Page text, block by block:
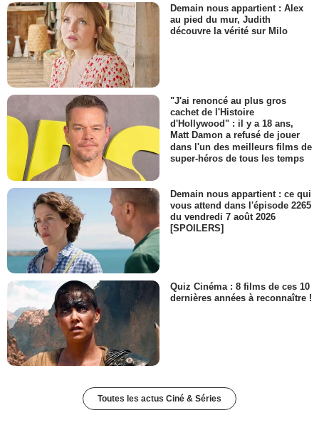
Demain nous appartient : Alex
au pied du mur, Judith
découvre la vérité sur Milo
"J'ai renoncé au plus gros
cachet de l'Histoire
d'Hollywood" : il y a 18 ans,
Matt Damon a refusé de jouer
dans l'un des meilleurs films de
super-héros de tous les temps
Demain nous appartient : ce qui
vous attend dans l'épisode 2265
du vendredi 7 août 2026
[SPOILERS]
Quiz Cinéma : 8 films de ces 10
dernières années à reconnaître !
Toutes les actus Ciné & Séries